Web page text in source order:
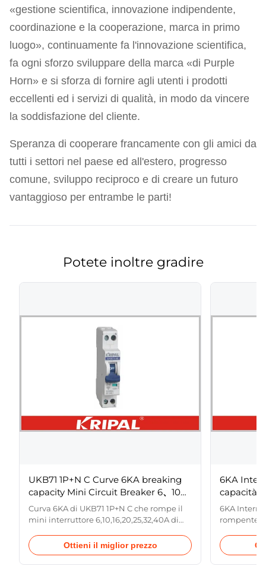
«gestione scientifica, innovazione indipendente,
coordinazione e la cooperazione, marca in primo
luogo», continuamente fa l'innovazione scientifica,
fa ogni sforzo sviluppare della marca «di Purple
Horn» e si sforza di fornire agli utenti i prodotti
eccellenti ed i servizi di qualità, in modo da vincere
la soddisfazione del cliente.
Speranza di cooperare francamente con gli amici da
tutti i settori nel paese ed all'estero, progresso
comune, sviluppo reciproco e di creare un futuro
vantaggioso per entrambe le parti!
Potete inoltre gradire
UKB71 1P+N C Curve 6KA breaking
capacity Mini Circuit Breaker 6、10、
16、20、25、32、40A
Curva 6KA di UKB71 1P+N C che rompe il
mini interruttore 6,10,16,20,25,32,40A di
al livello di elettrico EN60898 (IEC898)
GB10963 Tensione nominale (Ue) 230V;
50/60Hz Rated che rompe capacità 6KA
Ottieni il miglior prezzo
6KA
capacità
25A 32A
6KA
rompente
di elettrico
Tensione
Capacità